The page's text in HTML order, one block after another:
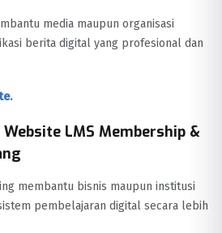
media maupun organisasi
berita digital yang profesional dan
LMS Membership &
membantu bisnis maupun institusi
pembelajaran digital secara lebih